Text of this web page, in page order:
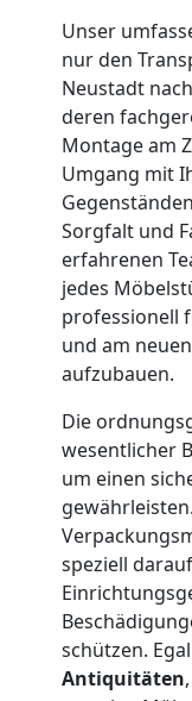
Unser
nur den
Neustadt
deren
Montage am
Umgang mit
Sorgfalt und
erfahrenen
jedes
professionell
und am
aufzubauen.
Die
wesentlicher
um einen
speziell
schützen.
Antiquitäten
Neustadt
Wiener
Neustadt
Wiener
Neustadt
Wiener
Neustadt